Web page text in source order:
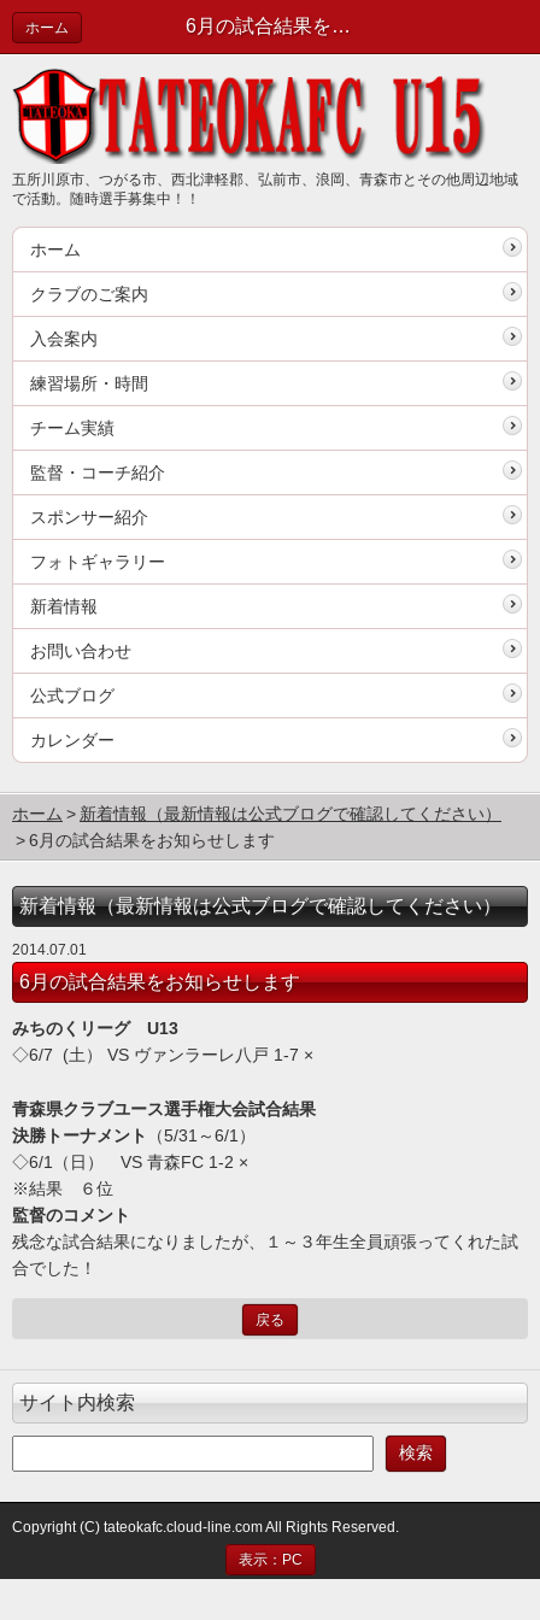
6月の試合結果をお知らせします | 新着情報（最新情報は公式ブログで確認してください）
ホーム
五所川原市、つがる市、西北津軽郡、弘前市、浪岡、青森市とその他周辺地域
で活動。随時選手募集中！！
ホーム
クラブのご案内
入会案内
練習場所・時間
チーム実績
監督・コーチ紹介
スポンサー紹介
フォトギャラリー
新着情報
お問い合わせ
公式ブログ
カレンダー
ホーム
新着情報（最新情報は公式ブログで確認してください）
6月の試合結果をお知らせします
新着情報（最新情報は公式ブログで確認してください）
2014.07.01
6月の試合結果をお知らせします
みちのくリーグ U13
◇6/7 (土） VS ヴァンラーレ八戸 1-7 ×
青森県クラブユース選手権大会試合結果
決勝トーナメント
（5/31～6/1）
◇6/1（日） VS 青森FC 1-2 ×
※結果 ６位
監督のコメント
残念な試合結果になりましたが、１～３年生全員頑張ってくれた試
合でした！
戻る
サイト内検索
Copyright (C) tateokafc.cloud-line.com All Rights Reserved.
表示：PC